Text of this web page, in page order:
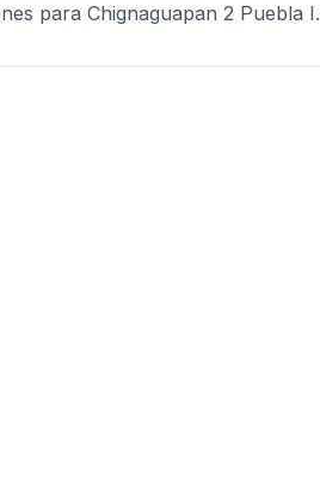
para Chignaguapan 2 Puebla I.